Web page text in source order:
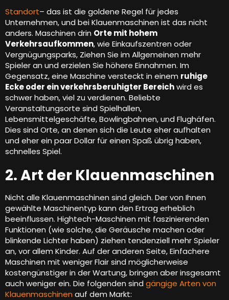
Standort– das ist die goldene Regel für jedes
Unternehmen, und bei Klauenmaschinen ist das nicht
anders. Maschinen drin Orte mit hohem
Verkehrsaufkommen, wie Einkaufszentren oder
Vergnügungsparks, Ziehen Sie im Allgemeinen mehr
Spieler an und erzielen Sie höhere Einnahmen. Im
Gegensatz, eine Maschine versteckt in einem ruhige
Ecke oder ein verkehrsberuhigter Bereichwird es
schwer haben, viel zu verdienen. Beliebte
Veranstaltungsorte sind Spielhallen,
Lebensmittelgeschäfte, Bowlingbahnen, und Flughäfen.
Dies sind Orte, an denen sich die Leute eher aufhalten
und eher ein paar Dollar für einen Spaß übrig haben,
schnelles Spiel.
2. Art der Klauenmaschinen
Nicht alle Klauenmaschinen sind gleich. Der von Ihnen
gewählte Maschinentyp kann den Ertrag erheblich
beeinflussen. Hightech-Maschinen mit faszinierenden
Funktionen (wie solche, die Geräusche machen oder
blinkende Lichter haben) ziehen tendenziell mehr Spieler
an, vor allem Kinder. Auf der anderen Seite, Einfachere
Maschinen mit weniger Flair sind möglicherweise
kostengünstiger in der Wartung, bringen aber insgesamt
auch weniger ein. Die folgenden sind gängige Arten von
Klauenmaschinen auf dem Markt: